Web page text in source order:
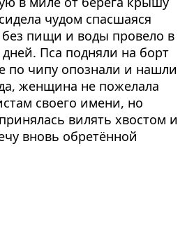
чудом спасшаяся
пищи и воды провело в
Пса подняли на борт
по чипу опознали и нашли
женщина не пожелала
своего имени, но
вилять хвостом и
вновь обретённой